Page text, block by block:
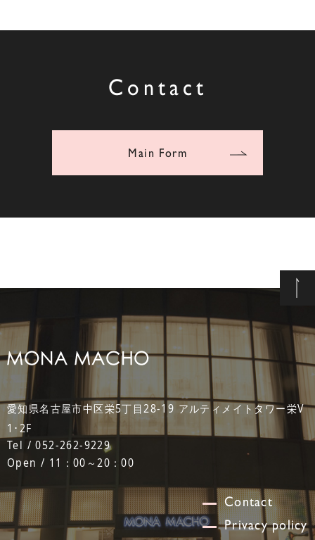
Contact
Main Form
愛知県名古屋市中区栄5丁目28-19 アルティメイトタワー栄V
1･2F
Tel / 052-262-9229
Open / 11：00～20：00
Contact
Privacy policy